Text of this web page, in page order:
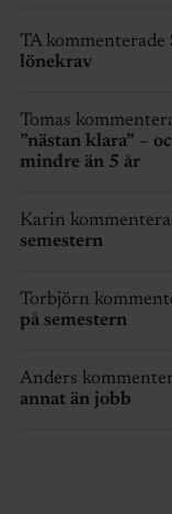
TA kommenterade
lönekrav
Tomas
”nästan klara” –
mindre än 5 år
Karin
semestern
Torbjörn
på semestern
Anders
annat än jobb